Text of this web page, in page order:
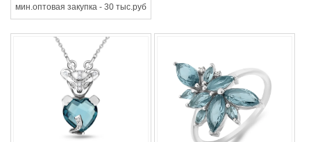
мин.оптовая закупка - 30 тыс.руб